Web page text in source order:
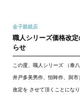
金子眼鏡店
職人シリーズ価格改
らせ
この度、職人シリーズ （泰八
井戸多美男作、恒眸作、與市
改定を させて頂くことになり